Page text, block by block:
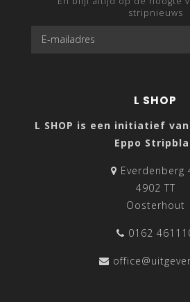
stripnieuws
L SHOP
L SHOP is een initiatief
Eppo
Everdenberg
4902 TT
Oosterhout
0162